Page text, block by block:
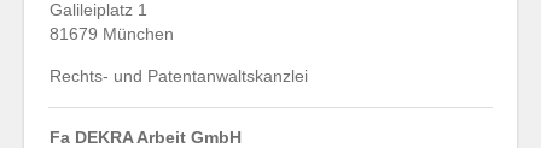
Galileiplatz 1
81679 München
Rechts- und Patentanwaltskanzlei
Fa DEKRA Arbeit GmbH